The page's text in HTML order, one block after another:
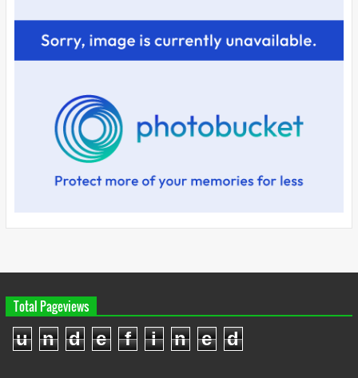
Total Pageviews
u n d e f i n e d